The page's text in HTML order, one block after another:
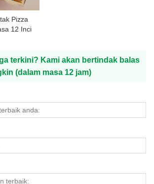
Pizza
12 Inci
terkini? Kami akan bertindak balas
(dalam masa 12 jam)